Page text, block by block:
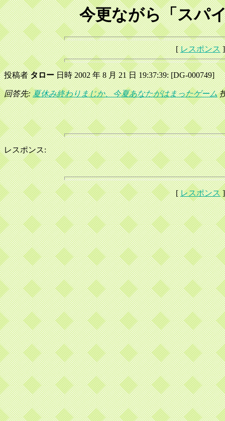
今更ながら「スパ
[レスポンス
投稿者タロー日時 2002 年 8 月 21 日 19:37:39: [DG-000749]
回答先:夏休み終わりまじか、今夏あなたがはまったゲーム
レスポンス:
[レスポンス